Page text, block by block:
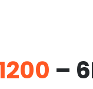
–